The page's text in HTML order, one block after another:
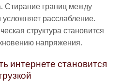
Стирание границ между
расслабление.
структура становится
напряжения.
интернете становится